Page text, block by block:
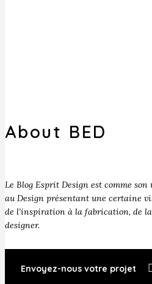
About BED
Le Blog Esprit Design est comme
au Design présentant une certaine
de l’inspiration à la fabrication, de
designer.
Envoyez-nous votre projet